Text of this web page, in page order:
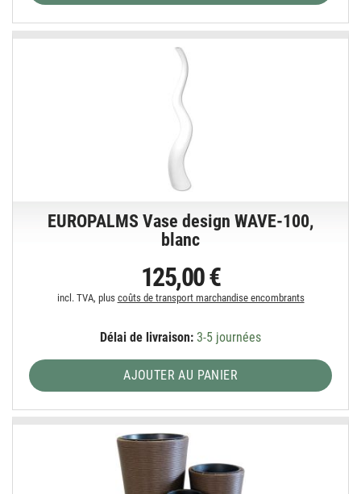
EUROPALMS Vase design WAVE-100,
blanc
125,00 €
incl. TVA, plus coûts de transport marchandise encombrants
Délai de livraison: 3-5 journées
AJOUTER AU PANIER